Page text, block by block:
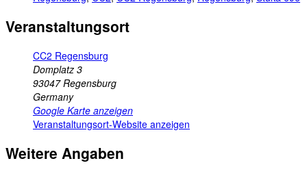
Veranstaltungsort
CC2 Regensburg
Domplatz 3
93047 Regensburg
Germany
Google Karte anzeigen
Veranstaltungsort-Website anzeigen
Weitere Angaben